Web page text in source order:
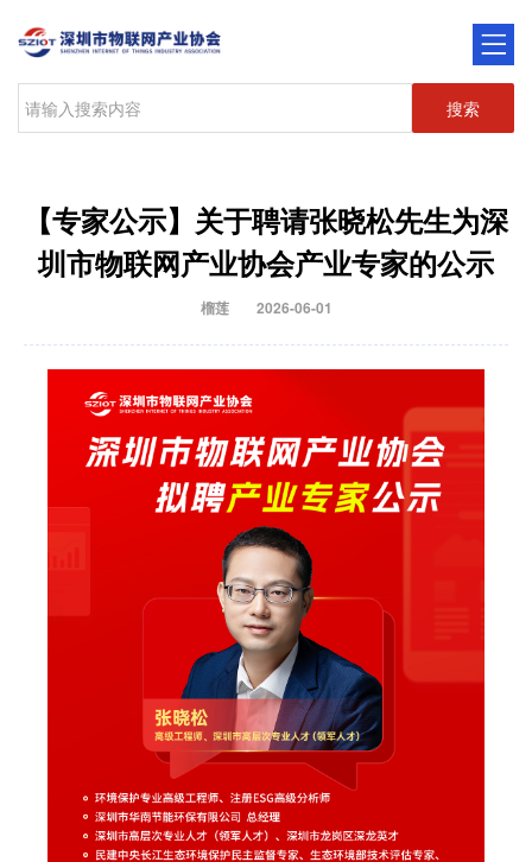
搜索
【专家公示】关于聘请张晓松先生为深
圳市物联网产业协会产业专家的公示
榴莲 2026-06-01